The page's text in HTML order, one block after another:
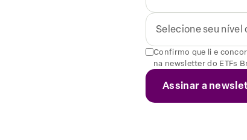
Selecione seu
Confirmo que li e
na newsletter do ETFs